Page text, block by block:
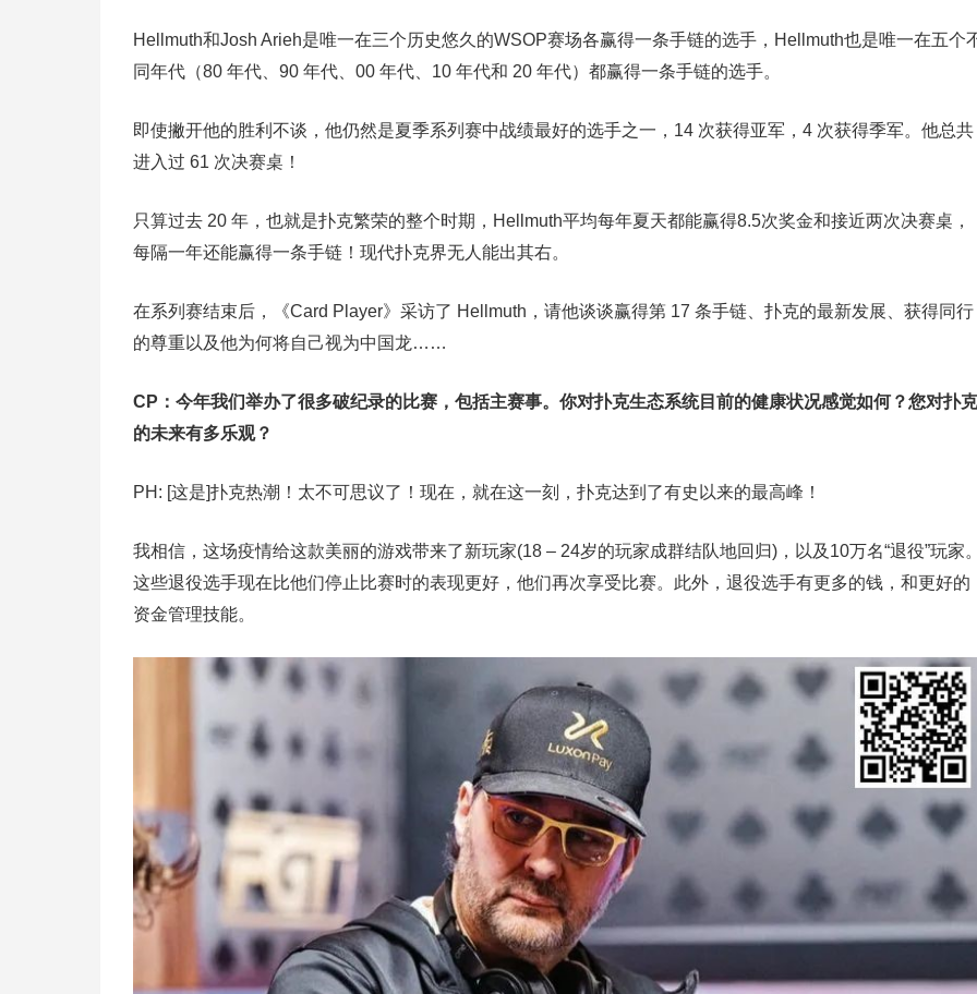
Hellmuth和Josh Arieh是唯一在三个历史悠久的WSOP赛场各赢得一条手链的选手，Hellmuth也是唯一在五个
同年代（80 年代、90 年代、00 年代、10 年代和 20 年代）都赢得一条手链的选手。
即使撇开他的胜利不谈，他仍然是夏季系列赛中战绩最好的选手之一，14 次获得亚军，4 次获得季军。他总共
进入过 61 次决赛桌！
只算过去 20 年，也就是扑克繁荣的整个时期，Hellmuth平均每年夏天都能赢得8.5次奖金和接近两次决赛桌，
每隔一年还能赢得一条手链！现代扑克界无人能出其右。
在系列赛结束后，《Card Player》采访了 Hellmuth，请他谈谈赢得第 17 条手链、扑克的最新发展、获得同行
的尊重以及他为何将自己视为中国龙……
CP：今年我们举办了很多破纪录的比赛，包括主赛事。你对扑克生态系统目前的健康状况感觉如何？您对扑克
的未来有多乐观？
PH: [这是]扑克热潮！太不可思议了！现在，就在这一刻，扑克达到了有史以来的最高峰！
我相信，这场疫情给这款美丽的游戏带来了新玩家(18 – 24岁的玩家成群结队地回归)，以及10万名“退役”玩家
这些退役选手现在比他们停止比赛时的表现更好，他们再次享受比赛。此外，退役选手有更多的钱，和更好的
资金管理技能。